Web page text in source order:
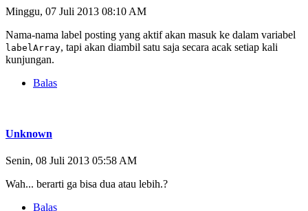
Minggu, 07 Juli 2013 08:10 AM
Nama-nama label posting yang aktif akan masuk ke dalam variabel
labelArray, tapi akan diambil satu saja secara acak setiap kali
kunjungan.
Balas
Unknown
Senin, 08 Juli 2013 05:58 AM
Wah... berarti ga bisa dua atau lebih.?
Balas